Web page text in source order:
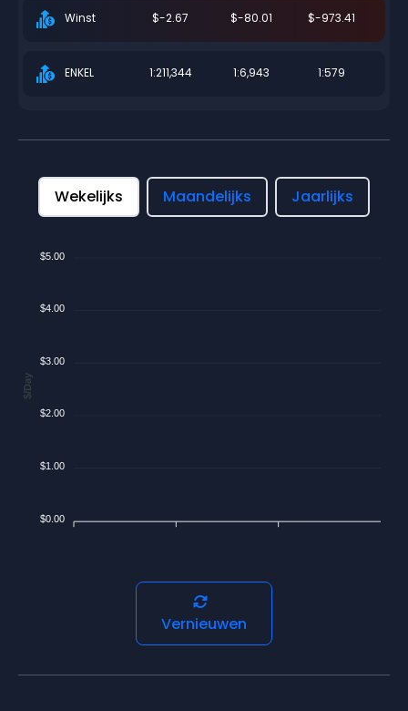
Winst $-2.67 $-80.01 $-973.41
ENKEL 1:211,344 1:6,943 1:579
Wekelijks Maandelijks Jaarlijks
$5.00
$4.00
$3.00
$2.00
$1.00
$0.00
$/Day
Vernieuwen